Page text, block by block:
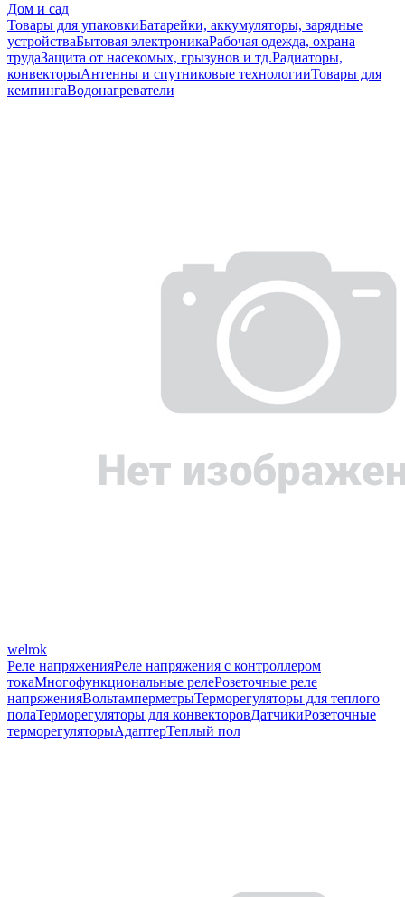
Дом и сад
Товары для упаковкиБатарейки, аккумуляторы, зарядные
устройстваБытовая электроникаРабочая одежда, охрана
трудаЗащита от насекомых, грызунов и тд.Радиаторы,
конвекторыАнтенны и спутниковые технологииТовары для
кемпингаВодонагреватели
welrok
Реле напряженияРеле напряжения с контроллером
токаМногофункциональные релеРозеточные реле
напряженияВольтамперметрыТерморегуляторы для теплого
полаТерморегуляторы для конвекторовДатчикиРозеточные
терморегуляторыАдаптерТеплый пол